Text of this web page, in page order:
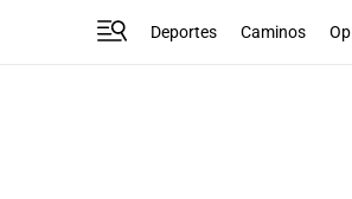
Deportes Caminos